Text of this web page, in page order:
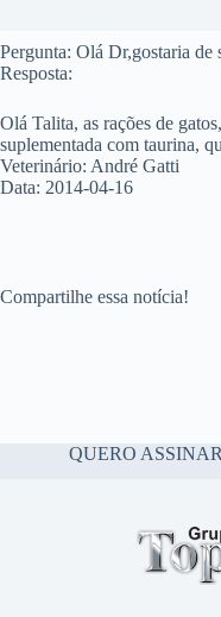
Pergunta: Olá Dr,gostaria de
Resposta:
Olá Talita, as rações de
suplementada com taurina,
Veterinário: André Gatti
Data: 2014-04-16
Compartilhe essa notícia!
QUERO